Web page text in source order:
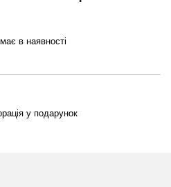
в наявності
у подарунок